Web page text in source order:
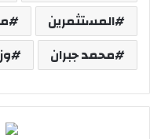
المستثمرين
محمد جبران